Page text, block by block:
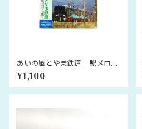
あいの風とやま鉄道 駅メロデ
ィ集CD＜㈱スイッチ制作＞
¥1,100